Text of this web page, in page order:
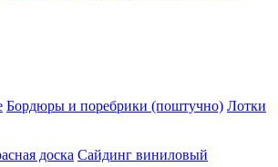
Бордюры и поребрики (поштучно) Лотки
доска Сайдинг виниловый